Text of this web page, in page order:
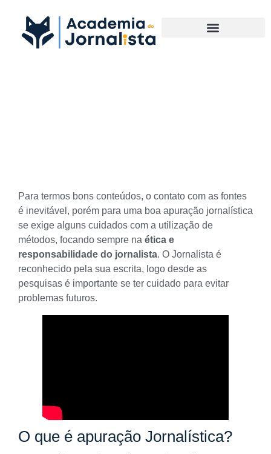
Para termos bons conteúdos, o contato com as fontes
é inevitável, porém para uma boa apuração jornalística
se exige alguns cuidados com a utilização de
métodos, focando sempre na ética e
responsabilidade do jornalista. O Jornalista é
reconhecido pela sua escrita, logo desde as
pesquisas é importante se ter cuidado para evitar
problemas futuros.
O que é apuração Jornalística?